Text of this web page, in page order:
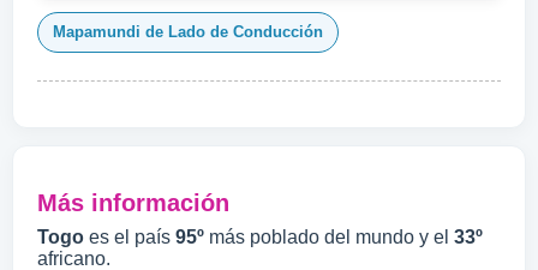
Mapamundi de Lado de Conducción
Más información
Togo es el país 95º más poblado del mundo y el 33º
africano.